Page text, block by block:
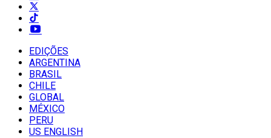
EDIÇÕES
ARGENTINA
BRASIL
CHILE
GLOBAL
MÉXICO
PERU
US ENGLISH